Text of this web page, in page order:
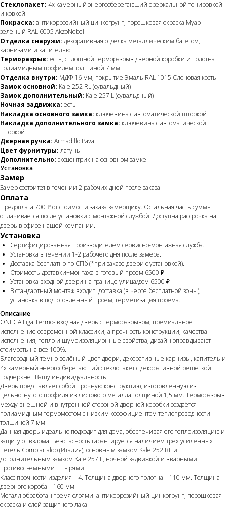
Стеклопакет: 4х камерный энергосберегающий с зеркальной тонировкой
и ковкой
Покраска: антикоррозийный цинкогрунт, порошковая окраска Муар
зелёный RAL 6005 AkzoNobel
Отделка снаружи: декоративная отделка металлическим багетом,
карнизами и капителью
Терморазрыв: есть, сплошной терморазрыв дверной коробки и полотна
полиамидным профилем толщиной 7 мм
Отделка внутри: МДФ 16 мм, покрытие Эмаль RAL 1015 Слоновая кость
Замок основной: Kale 252 RL (сувальдный)
Замок дополнительный: Kale 257 L (сувальдный)
Ночная задвижка: есть
Накладка основного замка: ключевина с автоматической шторкой
Накладка дополнительного замка: ключевина с автоматической
шторкой
Дверная ручка: Armadillo Pava
Цвет фурнитуры: латунь
Дополнительно: эксцентрик на основном замке
Установка
Замер
Замер состоится в течении 2 рабочих дней после заказа.
Оплата
Предоплата 700 ₽ от стоимости заказа замерщику. Остальная часть суммы
оплачивается после установки с монтажной службой. Доступна рассрочка на
дверь в офисе нашей компании.
Установка
Сертифицированная производителем сервисно-монтажная служба.
Установка в течении 1-2 рабочего дня после замера.
Доставка бесплатно по СПб (*при заказе двери с установкой).
Стоимость доставки+монтажа в готовый проем 6500 ₽
Установка входной двери на границе улица/дом 6500 ₽
В стандартный монтаж входит: доставка (в черте бесплатной зоны),
установка в подготовленный проем, герметизация проема.
Описание
ONEGA Liga Termo- входная дверь с терморазрывом, премиальное
исполнение современной классики, а прочность конструкции, качества
исполнения, тепло и шумоизоляционные свойства, дизайн оправдывают
стоимость на все 100%.
Благородный тёмно-зелёный цвет двери, декоративные карнизы, капитель и
4х камерный энергосберегающий стеклопакет с декоративной решеткой
подчеркнёт Вашу индивидуальность.
Дверь представляет собой прочную конструкцию, изготовленную из
цельногнутого профиля из листового металла толщиной 1,5 мм. Терморазрыв
между внешней и внутренней стороной дверной коробки создаётся
полиамидным термомостом с низким коэффициентом теплопроводности
толщиной 7 мм.
Данная дверь идеально подходит для дома, обеспечивая его теплоизоляцию и
защиту от взлома. Безопасность гарантируется наличием трёх усиленных
петель Combiarialdo (Италия), основным замком Kale 252 RL и
дополнительным замком Kale 257 L, ночной задвижкой и вварными
противосъемными штырями.
Класс прочности изделия – 4. Толщина дверного полотна – 110 мм. Толщина
дверного короба – 160 мм.
Металл обработан тремя слоями: антикоррозийный цинкогрунт, порошковая
окраска и слой защитного лака.